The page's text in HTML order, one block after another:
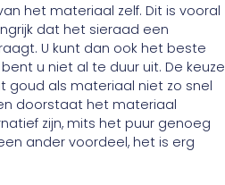
het materiaal zelf. Dit is vooral
dat het sieraad een
U kunt dan ook het beste
u niet al te duur uit. De keuze
goud als materiaal niet zo snel
doorstaat het materiaal
zijn, mits het puur genoeg
ander voordeel, het is erg